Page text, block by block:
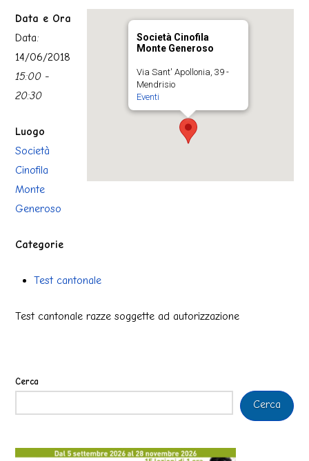
Società Cinofila
Monte Generoso
Via Sant' Apollonia, 39 -
Mendrisio
Eventi
Data e Ora
Data:
14/06/2018
15:00 -
20:30
Luogo
Società
Cinofila
Monte
Generoso
Categorie
Test cantonale
Test cantonale razze soggette ad autorizzazione
Cerca
Cerca